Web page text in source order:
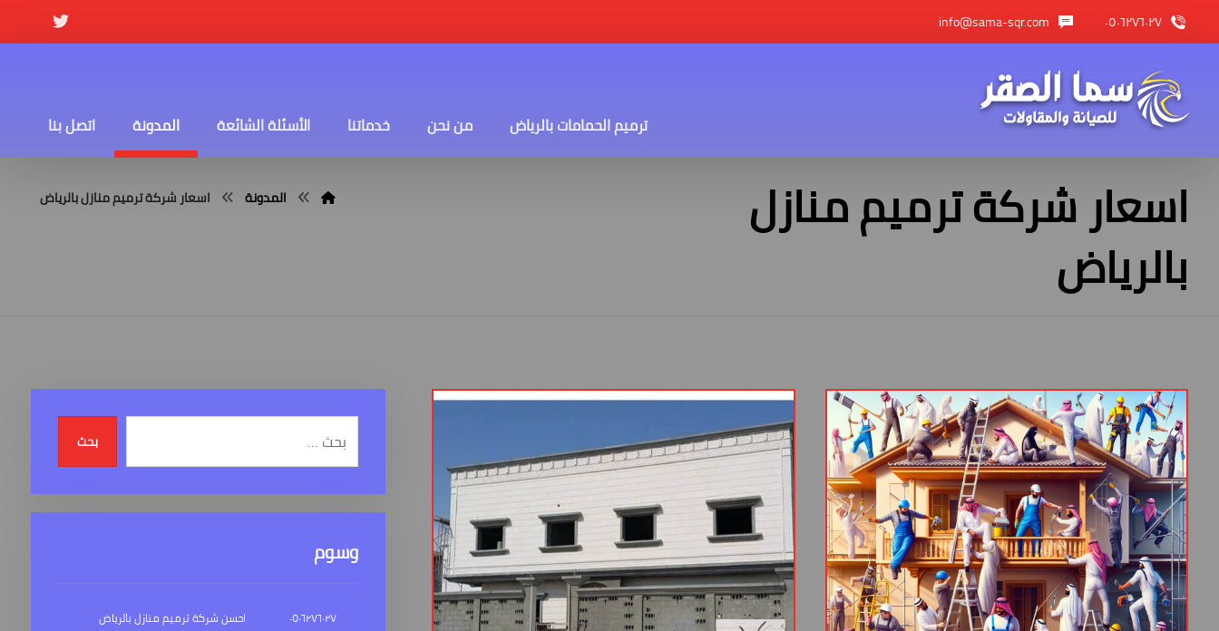
٠٥٠٦٢٧٦٠٢٧ info@sama-sqr.com
ترميم الحمامات بالرياض من نحن خدماتنا الأسئلة الشائعة المدونة اتصل بنا
اسعار شركة ترميم منازل
بالرياض
المدونة اسعار شركة ترميم منازل بالرياض
بحث
وسوم
٠٥٠٦٢٧٦٠٢٧
احسن شركة ترميم منازل بالرياض